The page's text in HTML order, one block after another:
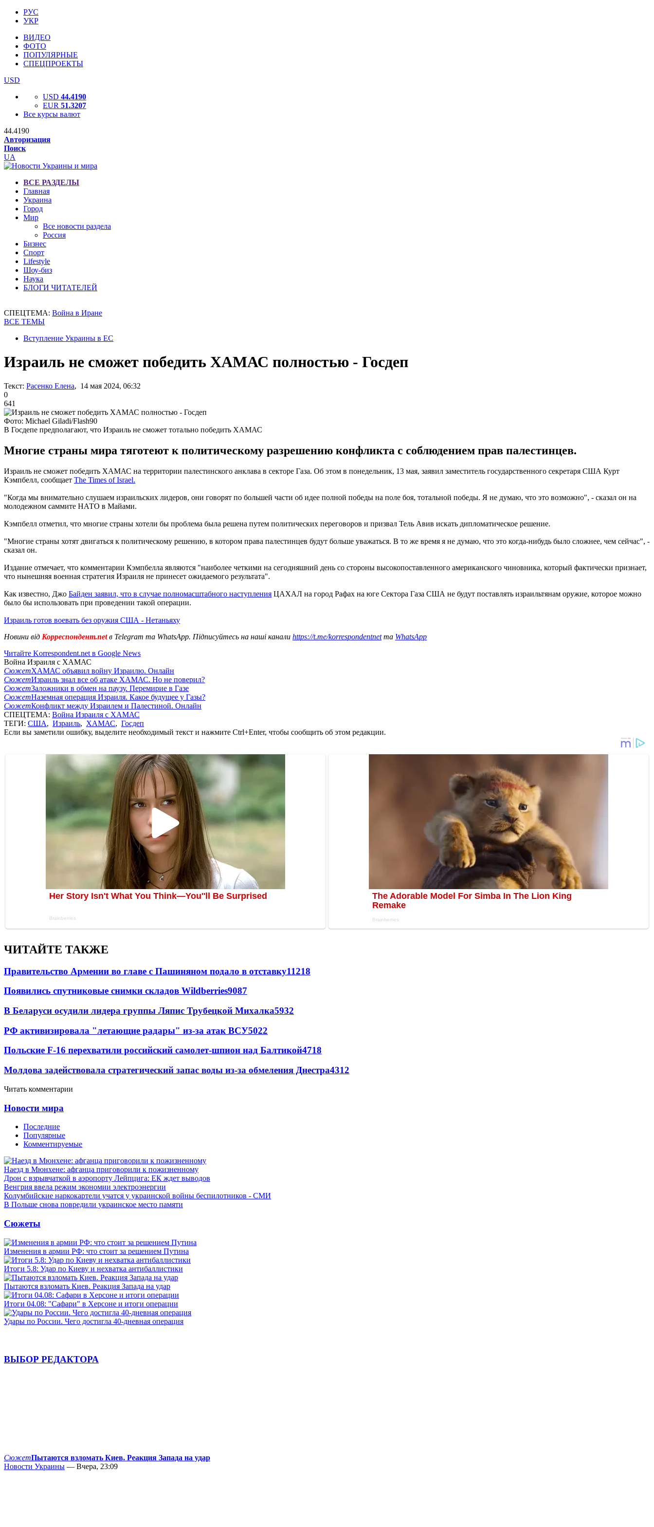
РУС
УКР
ВИДЕО
ФОТО
ПОПУЛЯРНЫЕ
СПЕЦПРОЕКТЫ
USD
USD 44.4190
EUR 51.3207
Все курсы валют
44.4190
Авторизация
Поиск
UA
ВСЕ РАЗДЕЛЫ
Главная
Украина
Город
Мир
Все новости раздела
Россия
Бизнес
Спорт
Lifestyle
Шоу-биз
Наука
БЛОГИ ЧИТАТЕЛЕЙ
СПЕЦТЕМА: Война в Иране
ВСЕ ТЕМЫ
Вступление Украины в ЕС
Израиль не сможет победить ХАМАС полностью - Госдеп
Текст: Расенко Елена, 14 мая 2024, 06:32
0
641
Фото: Michael Giladi/Flash90
В Госдепе предполагают, что Израиль не сможет тотально победить ХАМАС
Многие страны мира тяготеют к политическому разрешению конфликта с соблюдением прав палестинцев.
Израиль не сможет победить ХАМАС на территории палестинского анклава в секторе Газа. Об этом в понедельник, 13 мая, заявил заместитель государственного секретаря США Курт
Кэмпбелл, сообщает The Times of Israel.
"Когда мы внимательно слушаем израильских лидеров, они говорят по большей части об идее полной победы на поле боя, тотальной победы. Я не думаю, что это возможно", - сказал он на
молодежном саммите НАТО в Майами.
Кэмпбелл отметил, что многие страны хотели бы проблема была решена путем политических переговоров и призвал Тель Авив искать дипломатическое решение.
"Многие страны хотят двигаться к политическому решению, в котором права палестинцев будут больше уважаться. В то же время я не думаю, что это когда-нибудь было сложнее, чем сейчас", -
сказал он.
Издание отмечает, что комментарии Кэмпбелла являются "наиболее четкими на сегодняшний день со стороны высокопоставленного американского чиновника, который фактически признает,
что нынешняя военная стратегия Израиля не принесет ожидаемого результата".
Как известно, Джо Байден заявил, что в случае полномасштабного наступления ЦАХАЛ на город Рафах на юге Сектора Газа США не будут поставлять израильтянам оружие, которое можно
было бы использовать при проведении такой операции.
Израиль готов воевать без оружия США - Нетаньяху
Новини від Корреспондент.netв Telegram та WhatsApp. Підписуйтесь на наші канали https://t.me/korrespondentnetта WhatsApp
Читайте Korrespondent.net в Google News
Война Израиля с ХАМАС
СюжетХАМАС объявил войну Израилю. Онлайн
СюжетИзраиль знал все об атаке ХАМАС. Но не поверил?
СюжетЗаложники в обмен на паузу. Перемирие в Газе
СюжетНаземная операция Израиля. Какое будущее у Газы?
СюжетКонфликт между Израилем и Палестиной. Онлайн
СПЕЦТЕМА: Война Израиля с ХАМАС
ТЕГИ: США, Израиль, ХАМАС, Госдеп
Если вы заметили ошибку, выделите необходимый текст и нажмите Ctrl+Enter, чтобы сообщить об этом редакции.
ЧИТАЙТЕ ТАКЖЕ
Правительство Армении во главе с Пашиняном подало в отставку11218
Появились спутниковые снимки складов Wildberries9087
В Беларуси осудили лидера группы Ляпис Трубецкой Михалка5932
РФ активизировала "летающие радары" из-за атак ВСУ5022
Польские F-16 перехватили российский самолет-шпион над Балтикой4718
Молдова задействовала стратегический запас воды из-за обмеления Днестра4312
Читать комментарии
Новости мира
Последние
Популярные
Комментируемые
Наезд в Мюнхене: афганца приговорили к пожизненному
Дрон с взрывчаткой в аэропорту Лейпцига: ЕК ждет выводов
Венгрия ввела режим экономии электроэнергии
Колумбийские наркокартели учатся у украинской войны беспилотников - СМИ
В Польше снова повредили украинское место памяти
Сюжеты
Изменения в армии РФ: что стоит за решением Путина
Итоги 5.8: Удар по Киеву и нехватка антибаллистики
Пытаются взломать Киев. Реакция Запада на удар
Итоги 04.08: "Сафари" в Херсоне и итоги операции
Удары по России. Чего достигла 40-дневная операция
ВЫБОР РЕДАКТОРА
СюжетПытаются взломать Киев. Реакция Запада на удар
Новости Украины — Вчера, 23:09